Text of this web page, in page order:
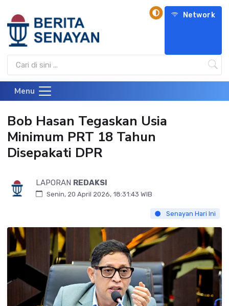
Network
Menu
Bob Hasan Tegaskan Usia
Minimum PRT 18 Tahun
Disepakati DPR
LAPORAN REDAKSI
Senin, 20 April 2026, 18:31:43 WIB
Senayan Hari Ini